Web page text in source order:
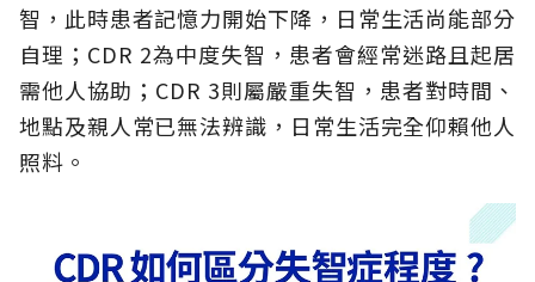
智，此時患者記憶力開始下降，日常生活尚能部分
自理；CDR 2為中度失智，患者會經常迷路且起居
需他人協助；CDR 3則屬嚴重失智，患者對時間、
地點及親人常已無法辨識，日常生活完全仰賴他人
照料。